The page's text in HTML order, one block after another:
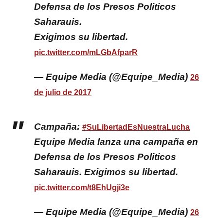
Defensa de los Presos Politicos
Saharauis.
Exigimos su libertad.
pic.twitter.com/mLGbAfparR
— Equipe Media (@Equipe_Media) 26
de julio de 2017
Campaña: #SuLibertadEsNuestraLucha
Equipe Media lanza una campaña en
Defensa de los Presos Politicos
Saharauis. Exigimos su libertad.
pic.twitter.com/t8EhUgji3e
— Equipe Media (@Equipe_Media) 26